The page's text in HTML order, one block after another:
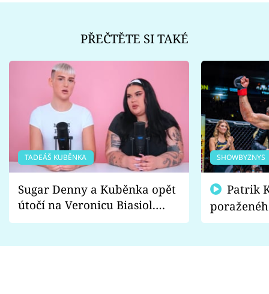
PŘEČTĚTE SI TAKÉ
TADEÁŠ KUBĚNKA
Sugar Denny a Kuběnka opět
útočí na Veronicu Biasiol.
Proč je podle nich falešná a
SHOWBYZNYS
fanoušci